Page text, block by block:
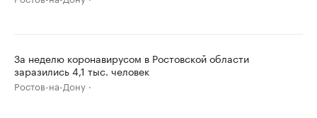
За неделю коронавирусом в Ростовской области
заразились 4,1 тыс. человек
Ростов-на-Дону